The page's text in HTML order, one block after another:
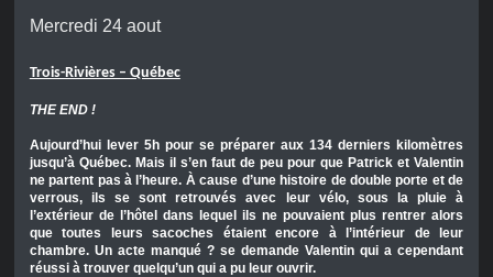
Mercredi 24 aout
Trois-Rivières – Québec
THE END !
Aujourd’hui lever 5h pour se préparer aux 134 derniers kilomètres
jusqu’à Québec. Mais il s’en faut de peu pour que Patrick et Valentin
ne partent pas à l’heure. À cause d’une histoire de double porte et de
verrous, ils se sont retrouvés avec leur vélo, sous la pluie à
l’extérieur de l’hôtel dans lequel ils ne pouvaient plus rentrer alors
que toutes leurs sacoches étaient encore à l’intérieur de leur
chambre. Un acte manqué ? se demande Valentin qui a cependant
réussi à trouver quelqu’un qui a pu leur ouvrir.